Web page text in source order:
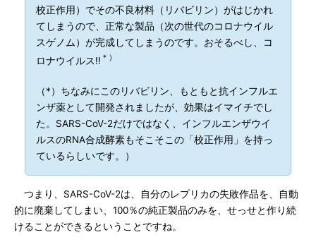
校正作用）でその不良材料（リバビリン）がはじかれ
てしまうので、正常な製品（次の世代のコロナウイル
スゲノム）が完成してしまうのです。おそるべし、コ
ロナウイルス!! ＊）
（*）ちなみにこのリバビリン、もともと抗インフルエ
ンザ薬として開発されましたが、効果はイマイチでし
た。SARS-CoV-2だけではなく、インフルエンザウイ
ルスのRNA合成酵素もそこそこの「校正作用」を持っ
ているらしいです。）
つまり、SARS-CoV-2は、自分のレプリカの失敗作品を、自動
的に廃棄してしまい、100％の純正製品のみを、せっせと作り続
けることができるということですね。